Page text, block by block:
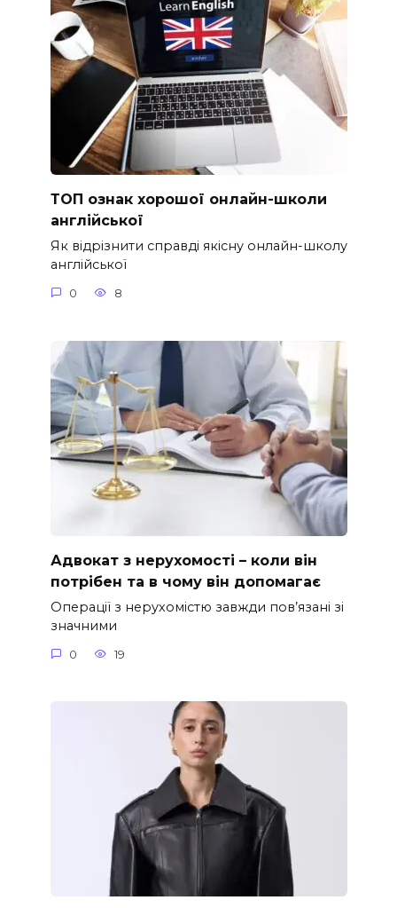
ТОП ознак хорошої онлайн-школи
англійської
Як відрізнити справді якісну онлайн-школу
англійської
0 8
Адвокат з нерухомості – коли він
потрібен та в чому він допомагає
Операції з нерухомістю завжди пов’язані зі
значними
0 19